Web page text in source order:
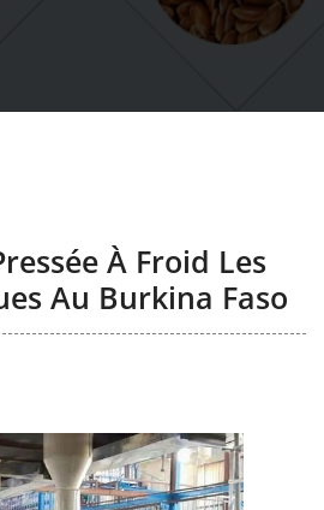
À Froid Les
Au Burkina Faso